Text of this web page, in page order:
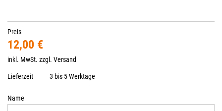
Preis
12,00 €
inkl. MwSt. zzgl. Versand
Lieferzeit 3 bis 5 Werktage
Name